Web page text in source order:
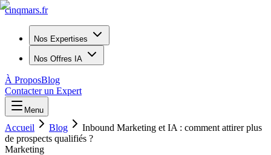
cinqmars.fr
Nos Expertises
Nos Offres IA
À ProposBlog
Contacter un Expert
Menu
Accueil Blog
Inbound Marketing et IA : comment attirer plus
de prospects qualifiés ?
Marketing